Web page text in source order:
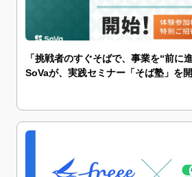
「挑戦者のすぐそばで、事業を“前に
SoVaが、実践セミナー「そば塾」を